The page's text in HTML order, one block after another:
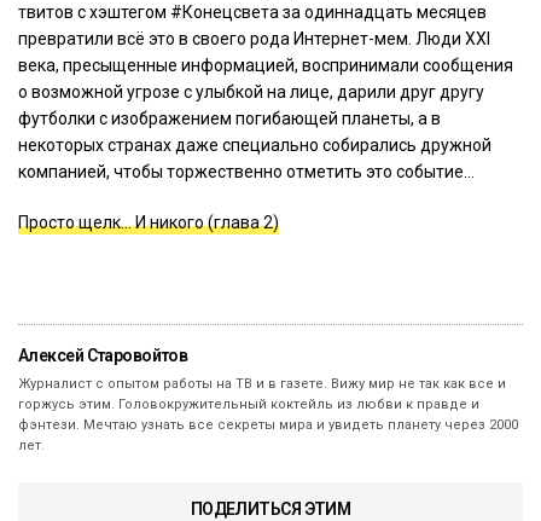
твитов с хэштегом #Конецсвета за одиннадцать месяцев
превратили всё это в своего рода Интернет-мем. Люди XXI
века, пресыщенные информацией, воспринимали сообщения
о возможной угрозе с улыбкой на лице, дарили друг другу
футболки с изображением погибающей планеты, а в
некоторых странах даже специально собирались дружной
компанией, чтобы торжественно отметить это событие…
Просто щелк… И никого (глава 2)
Алексей Старовойтов
Журналист с опытом работы на ТВ и в газете. Вижу мир не так как все и
горжусь этим. Головокружительный коктейль из любви к правде и
фэнтези. Мечтаю узнать все секреты мира и увидеть планету через 2000
лет.
ПОДЕЛИТЬСЯ ЭТИМ